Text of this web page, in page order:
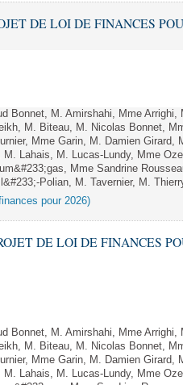
DE LOI DE FINANCES
Bonnet, M. Amirshahi, Mme
M. Biteau, M. Nicolas Bonnet,
Mme Garin, M. Damien Girard,
M. Lahais, M. Lucas-Lundy, Mme
Mme Sandrine
Polian, M. Tavernier, M.
pour 2026)
DE LOI DE FINANCES
Bonnet, M. Amirshahi, Mme
M. Biteau, M. Nicolas Bonnet,
Mme Garin, M. Damien Girard,
M. Lahais, M. Lucas-Lundy, Mme